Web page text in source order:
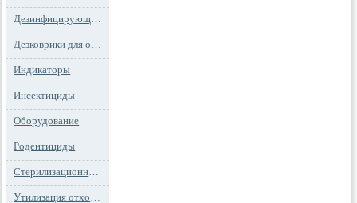
Дезинфицирующие средства
Дезковрики для обуви
Индикаторы
Инсектициды
Оборудование
Родентициды
Стерилизационная упаковка
Утилизация отходов